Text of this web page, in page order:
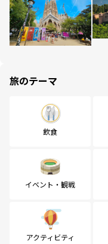
旅のテーマ
飲食
イベント・観戦
アクティビティ